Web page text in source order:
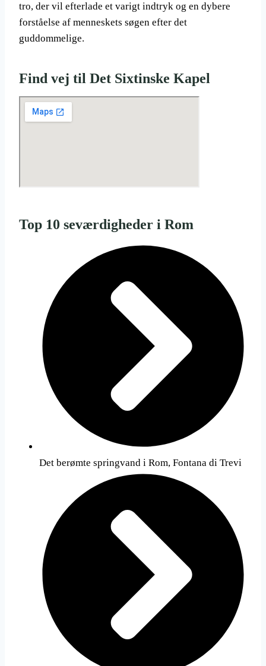
tro, der vil efterlade et varigt indtryk og en dybere
forståelse af menneskets søgen efter det
guddommelige.
Find vej til Det Sixtinske Kapel
Top 10 seværdigheder i Rom
Det berømte springvand i Rom, Fontana di Trevi